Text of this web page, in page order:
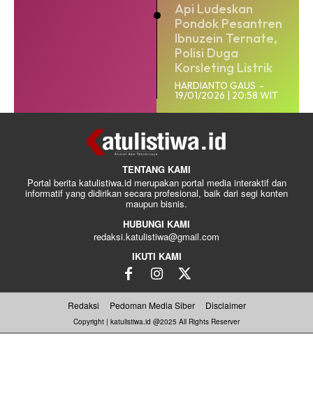
Api Ludeskan
Pondok Pesantren
Ibnuzein Ternate,
Polisi Duga
Korsleting Listrik
HARDIANTO GAUS -
19/01/2026 | 20:58 WIT
TENTANG KAMI
Portal berita katulistiwa.id merupakan portal media interaktif dan
informatif yang didirikan secara profesional, baik dari segi konten
maupun bisnis.
HUBUNGI KAMI
redaksi.katulistiwa@gmail.com
IKUTI KAMI
Redaksi Pedoman Media Siber Disclaimer
Copyright | katulistiwa.id @2025 All Rights Reserver